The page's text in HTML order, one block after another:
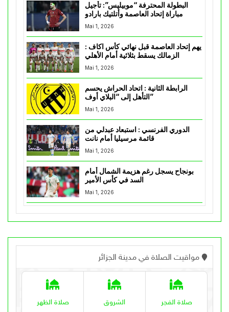
البطولة المحترفة “موبيليس”: تأجيل
مباراة إتحاد العاصمة وأتلتيك بارادو
Mai 1, 2026
يهم إتحاد العاصمة قبل نهائي كأس اكاف :
Mai 1, 2026
الرابطة الثانية : اتحاد الحراش يحسم
التأهل إلى “البلاي أوف”
Mai 1, 2026
الدوري الفرنسي : استبعاد عبدلي من
قائمة مرسيليا أمام نانت
Mai 1, 2026
بونجاح يسجل رغم هزيمة الشمال أمام
السد في كأس الأمير
Mai 1, 2026